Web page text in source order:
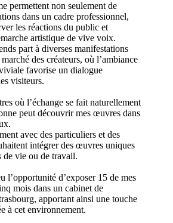
permettent non seulement de
dans un cadre professionnel,
les réactions du public et
artistique de vive voix.
part à diverses manifestations
des créateurs, où l’ambiance
favorise un dialogue
visiteurs.
où l’échange se fait naturellement
peut découvrir mes œuvres dans
avec des particuliers et des
intégrer des œuvres uniques
de vie ou de travail.
l’opportunité d’exposer 15 de mes
mois dans un cabinet de
apportant ainsi une touche
à cet environnement.